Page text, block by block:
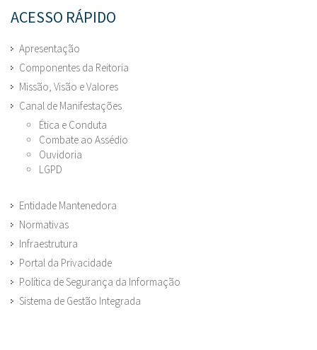
ACESSO RÁPIDO
Apresentação
Componentes da Reitoria
Missão, Visão e Valores
Canal de Manifestações
Ética e Conduta
Combate ao Assédio
Ouvidoria
LGPD
Entidade Mantenedora
Normativas
Infraestrutura
Portal da Privacidade
Política de Segurança da Informação
Sistema de Gestão Integrada